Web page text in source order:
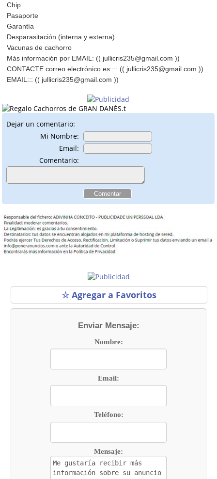
Chip
Pasaporte
Garantía
Desparasitación (interna y externa)
Vacunas de cachorro
Más información por EMAIL: (( jullicris235@gmail.com ))
CONTACTE correo electrónico es:::: (( jullicris235@gmail.com ))
EMAIL::: (( jullicris235@gmail.com ))
Dejar un comentario:
Mi Nombre:
Email:
Comentario:
☆ Agregar a Favoritos
Enviar Mensaje:
Nombre:
Email:
Teléfono:
Mensaje: